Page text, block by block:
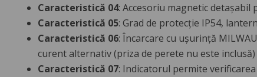
Caracteristică 04: Accesoriu magnetic
Caracteristică 05: Grad de protecție IP54,
Caracteristică 06: Încarcare cu ușurință
curent alternativ (priza de perete nu este inclusă)
Caracteristică 07: Indicatorul permite